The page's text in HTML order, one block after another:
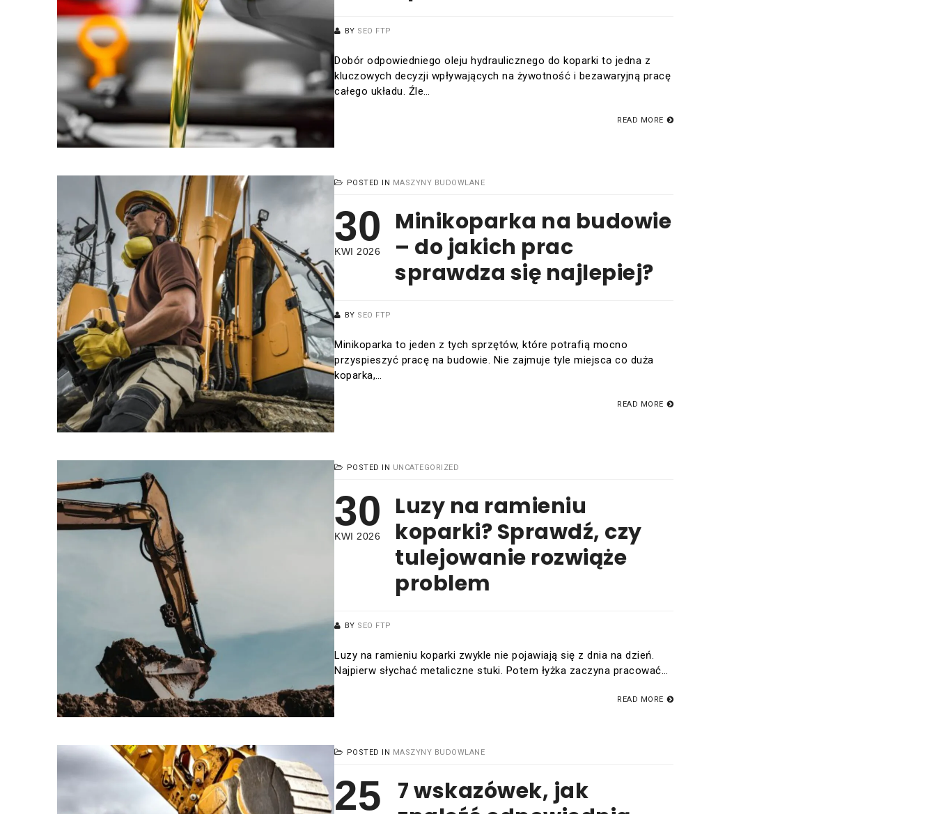
BY SEO FTP
Dobór odpowiedniego oleju hydraulicznego do koparki to jedna z
kluczowych decyzji wpływających na żywotność i bezawaryjną pracę
całego układu. Źle…
READ MORE
POSTED IN MASZYNY BUDOWLANE
30
KWI 2026
Minikoparka na budowie
– do jakich prac
sprawdza się najlepiej?
BY SEO FTP
Minikoparka to jeden z tych sprzętów, które potrafią mocno
przyspieszyć pracę na budowie. Nie zajmuje tyle miejsca co duża
koparka,…
READ MORE
POSTED IN UNCATEGORIZED
30
KWI 2026
Luzy na ramieniu
koparki? Sprawdź, czy
tulejowanie rozwiąże
problem
BY SEO FTP
Luzy na ramieniu koparki zwykle nie pojawiają się z dnia na dzień.
Najpierw słychać metaliczne stuki. Potem łyżka zaczyna pracować…
READ MORE
POSTED IN MASZYNY BUDOWLANE
25
7 wskazówek, jak